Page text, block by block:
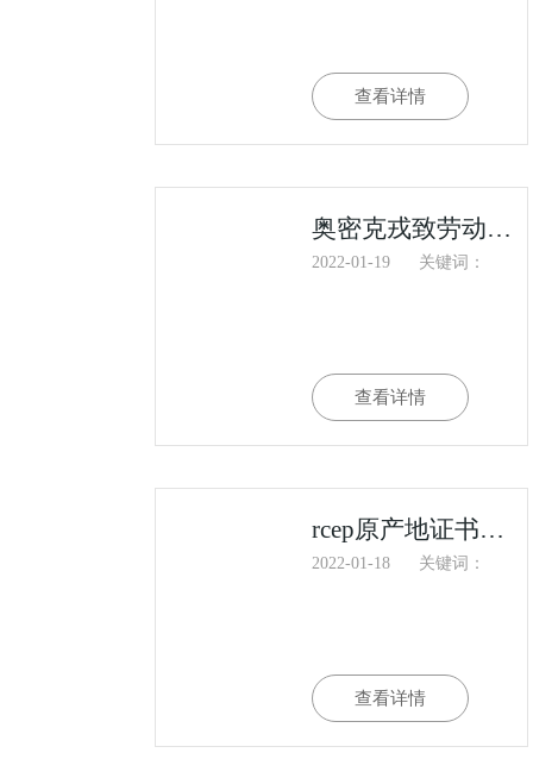
查看详情
奥密克戎致劳动力短缺，码头工人劳工合同谈判在即，将加剧美西港口拥堵
2022-01-19 关键词：
查看详情
rcep原产地证书热点问题解答
2022-01-18 关键词：
查看详情